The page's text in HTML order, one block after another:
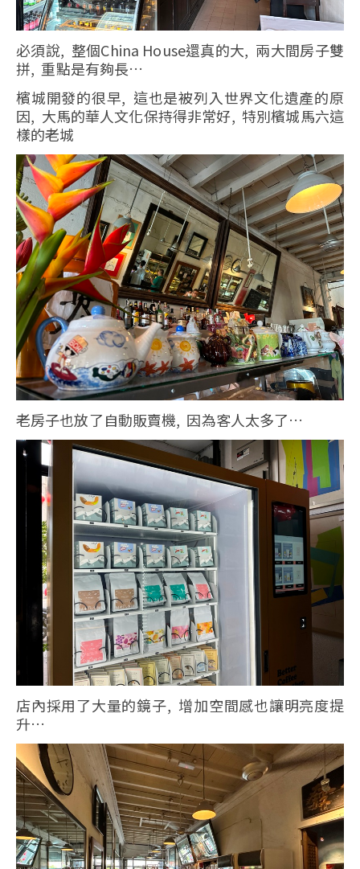
必須說, 整個China House還真的大, 兩大間房子雙
拼, 重點是有夠長…
檳城開發的很早, 這也是被列入世界文化遺產的原
因, 大馬的華人文化保持得非常好, 特別檳城馬六這
樣的老城
老房子也放了自動販賣機, 因為客人太多了…
店內採用了大量的鏡子, 增加空間感也讓明亮度提
升…